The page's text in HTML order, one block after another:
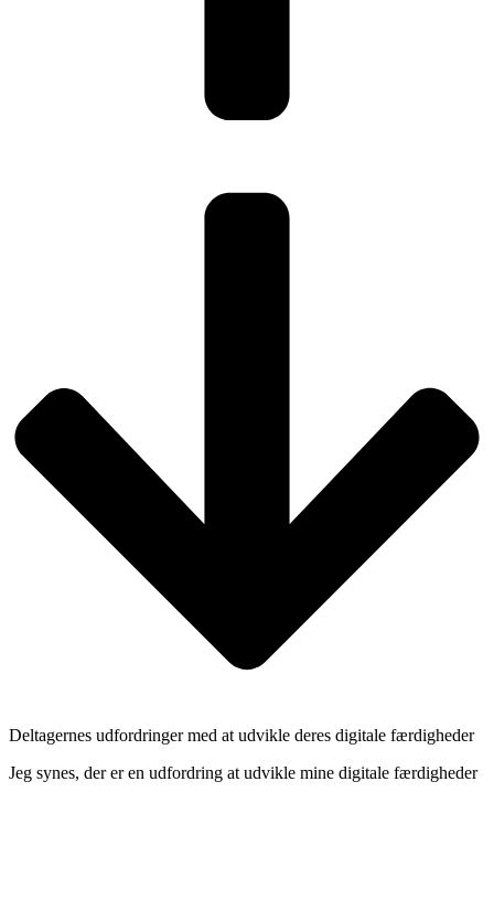
Deltagernes udfordringer med at udvikle deres digitale færdigheder
Jeg synes, der er en udfordring at udvikle mine digitale færdigheder